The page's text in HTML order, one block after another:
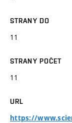
STRANY DO
11
STRANY POČET
11
URL
https://